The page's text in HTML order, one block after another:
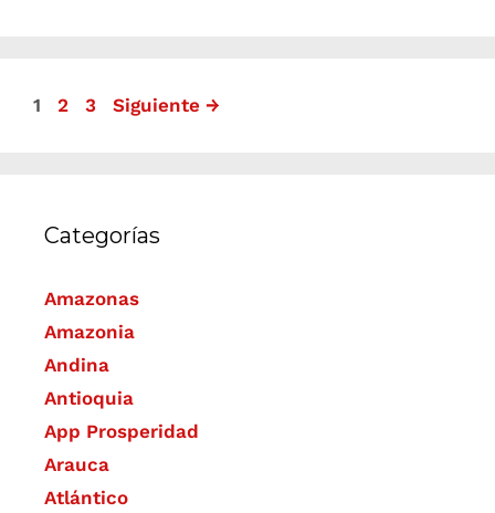
1 2 3 Siguiente →
Categorías
Amazonas
Amazonia
Andina
Antioquia
App Prosperidad
Arauca
Atlántico